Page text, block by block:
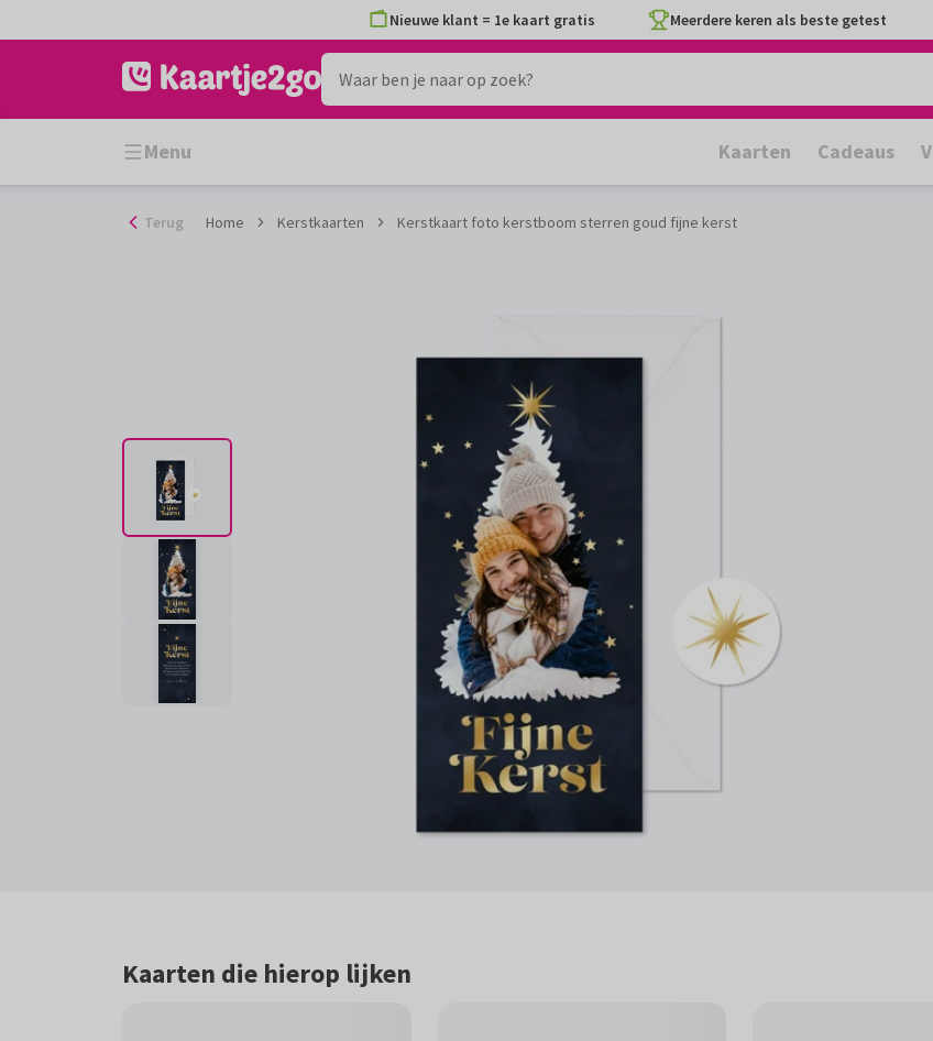
naar
Nieuwe klant = 1e kaart gratis Meerdere keren als beste getest
Menu Kaarten Cadeaus
Terug Home Kerstkaarten Kerstkaart foto kerstboom sterren goud fijne kerst
Kaarten die hierop lijken